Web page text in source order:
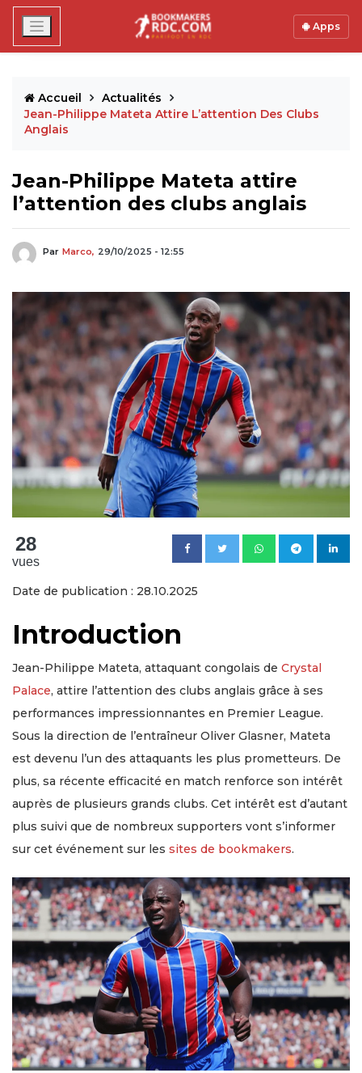
Apps
Accueil
Actualités
Jean-Philippe Mateta Attire L’attention Des Clubs
Anglais
Jean-Philippe Mateta attire
l’attention des clubs anglais
Par Marco, 29/10/2025 - 12:55
28
vues
Date de publication : 28.10.2025
Introduction
Jean-Philippe Mateta, attaquant congolais de Crystal
Palace, attire l’attention des clubs anglais grâce à ses
performances impressionnantes en Premier League.
Sous la direction de l’entraîneur Oliver Glasner, Mateta
est devenu l’un des attaquants les plus prometteurs. De
plus, sa récente efficacité en match renforce son intérêt
auprès de plusieurs grands clubs. Cet intérêt est d’autant
plus suivi que de nombreux supporters vont s’informer
sur cet événement sur les sites de bookmakers.